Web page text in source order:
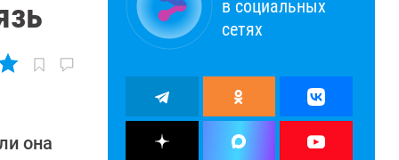
она
в социальных
сетях